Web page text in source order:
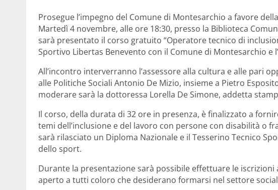
Prosegue l’impegno del Comune di Montesarchio a favore
Martedì 4 novembre, alle ore 18:30, presso la Biblioteca
sarà presentato il corso gratuito “Operatore tecnico di
Sportivo Libertas Benevento con il Comune di Montesarchio e
All’incontro interverranno l’assessore alla cultura e alle pari
alle Politiche Sociali Antonio De Mizio, insieme a Pietro
moderare sarà la dottoressa Lorella De Simone, addetta
Il corso, della durata di 32 ore in presenza, è finalizzato a
temi dell’inclusione e del lavoro con persone con disabilità o
sarà rilasciato un Diploma Nazionale e il Tesserino Tecnico
dello sport.
Durante la presentazione sarà possibile effettuare le
aperto a tutti coloro che desiderano formarsi nel settore